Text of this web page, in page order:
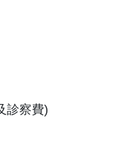
診察費)